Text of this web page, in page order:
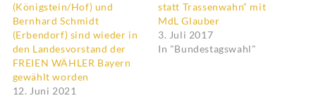
(Königstein/Hof) und
Bernhard Schmidt
(Erbendorf) sind wieder in
den Landesvorstand der
FREIEN WÄHLER Bayern
gewählt worden
12. Juni 2021
statt Trassenwahn“ mit
MdL Glauber
3. Juli 2017
In "Bundestagswahl"